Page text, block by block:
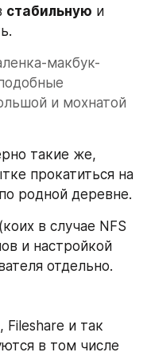
стабильную и
макбук-
и мохнатой
такие же,
прокатиться на
родной деревне.
в случае NFS
и настройкой
отдельно.
и так
в том числе